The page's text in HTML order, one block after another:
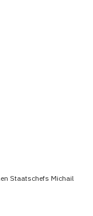
Staatschefs Michail